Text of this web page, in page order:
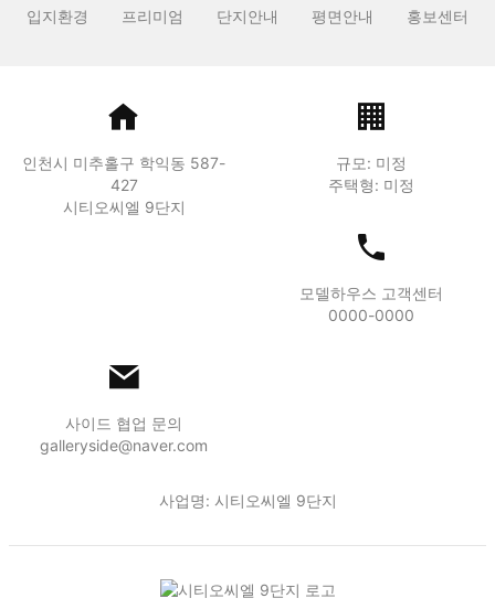
입지환경
프리미엄 단지안내 평면안내 홍보센터
인천시 미추홀구 학익동 587-
427
시티오씨엘 9단지
규모: 미정
주택형: 미정
모델하우스 고객센터
0000-0000
사이드 협업 문의
galleryside@naver.com
사업명: 시티오씨엘 9단지